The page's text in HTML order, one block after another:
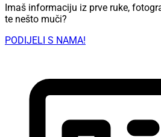
Imaš informaciju iz prve ruke,
te nešto muči?
PODIJELI S NAMA!